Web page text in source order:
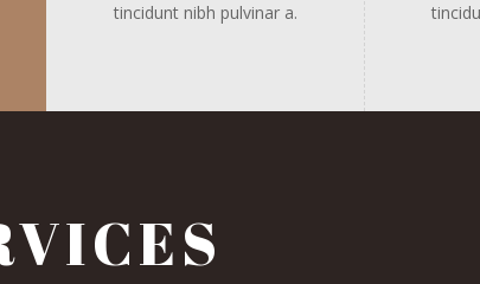
tincidunt nibh pulvinar a.